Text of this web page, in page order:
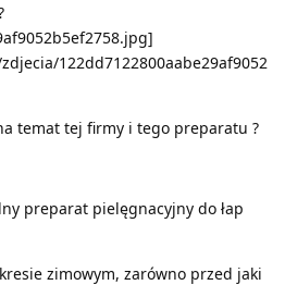
122dd7122800aabe29af9052
temat tej firmy i tego preparatu ?
preparat pielęgnacyjny do łap
zimowym, zarówno przed jaki